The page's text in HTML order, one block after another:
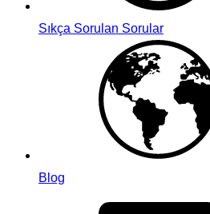
Sıkça Sorulan Sorular
Blog